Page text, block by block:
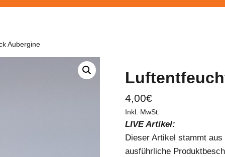
Aubergine
4,00€
Inkl. MwSt.
LIVE Artikel:
Dieser Artikel stammt
ausführliche